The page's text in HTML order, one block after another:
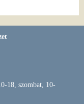
18, szombat, 10-